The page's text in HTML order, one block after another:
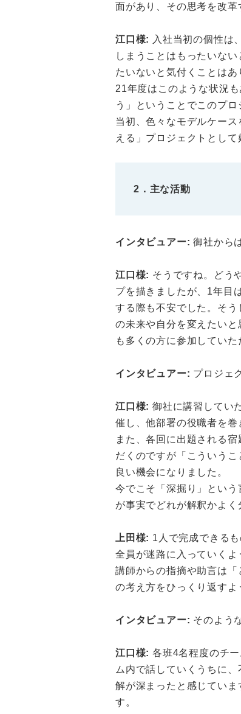
面があり、その思考を改革
江口様: 入社当初の個性は
しまうことはもったいな
たいないと気付くことはあ
21年度はこのような状況
う」ということでこのプロ
当初、色々なモデルケー
える」プロジェクトとして
2．主な活動
インタビュアー: 御社から
江口様: そうですね。どう
プを描きましたが、1年目
する際も不安でした。そ
の未来や自分を変えたい
も多くの方に参加していた
インタビュアー: プロジェ
江口様: 御社に講習してい
催し、他部署の役職者を巻
また、各回に出題される
だくのですが「こういう
良い機会になりました。
今でこそ「深掘り」とい
が事実でどれが解釈かよく
上田様: 1人で完成できる
全員が迷路に入っていくよ
講師からの指摘や助言は
の考え方をひっくり返すよ
インタビュアー: そのよう
江口様: 各班4名程度のチ
ム内で話していくうちに
解が深まったと感じてい
す。